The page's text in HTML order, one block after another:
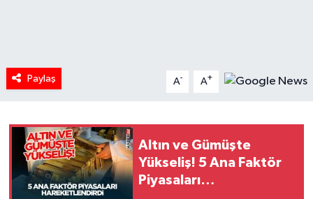
Paylaş A- A+
Altın ve Gümüşte
Yükseliş! 5 Ana Faktör
Piyasaları
Spor
Teknoloji
Türkiye